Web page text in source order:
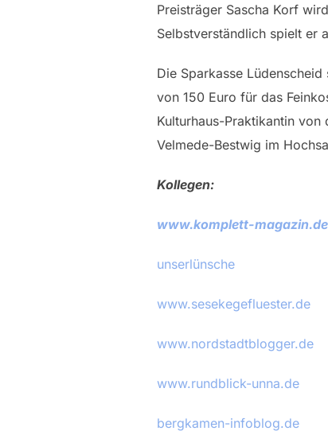
Preisträger Sascha Korf
Selbstverständlich spielt er
Die Sparkasse
von 150 Euro für das
Kulturhaus-Praktikantin
Velmede-Bestwig im
Kollegen:
www.komplett-magazin.de
unserlünsche
www.sesekegefluester.de
www.nordstadtblogger.de
www.rundblick-unna.de
bergkamen-infoblog.de